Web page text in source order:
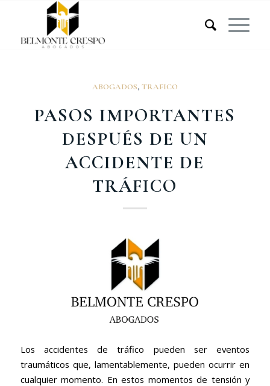
ABOGADOS, TRAFICO
PASOS IMPORTANTES
DESPUÉS DE UN
ACCIDENTE DE
TRÁFICO
Los accidentes de tráfico pueden ser eventos
traumáticos que, lamentablemente, pueden ocurrir en
cualquier momento. En estos momentos de tensión y